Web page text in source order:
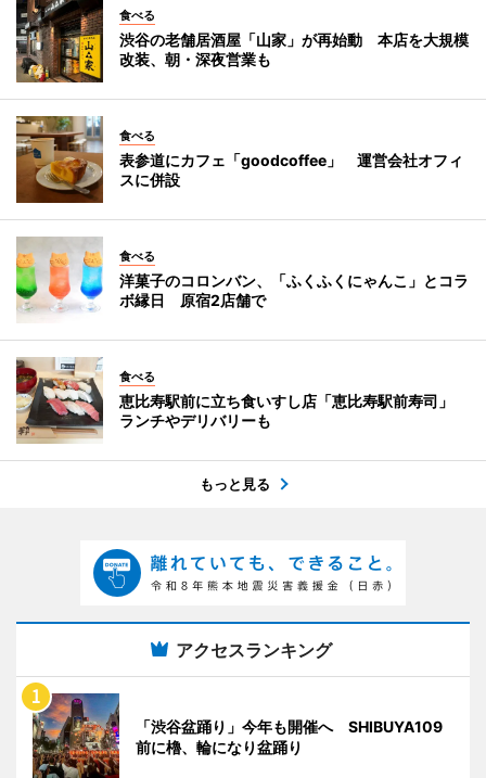
食べる
渋谷の老舗居酒屋「山家」が再始動 本店を大規模
改装、朝・深夜営業も
食べる
表参道にカフェ「goodcoffee」 運営会社オフィ
スに併設
食べる
洋菓子のコロンバン、「ふくふくにゃんこ」とコラ
ボ縁日 原宿2店舗で
食べる
恵比寿駅前に立ち食いすし店「恵比寿駅前寿司」
ランチやデリバリーも
もっと見る
アクセスランキング
「渋谷盆踊り」今年も開催へ SHIBUYA109
前に櫓、輪になり盆踊り